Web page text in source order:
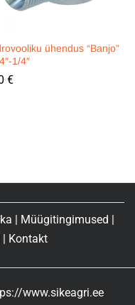
ühendus “Banjo”
1/4″
€
Müügitingimused
Kontakt
www.sikeagri.ee